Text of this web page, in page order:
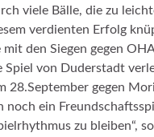
viele Bälle, die zu
verdienten Erfolg
den Siegen gegen
Spiel von Duderstadt
28.September gegen
ein
zu bleiben“,